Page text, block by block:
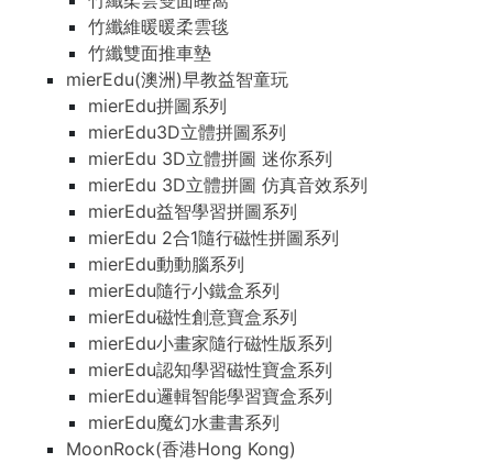
竹纖維暖暖柔雲毯
竹纖雙面推車墊
mierEdu(澳洲)早教益智童玩
mierEdu拼圖系列
mierEdu3D立體拼圖系列
mierEdu 3D立體拼圖 迷你系列
mierEdu 3D立體拼圖 仿真音效系列
mierEdu益智學習拼圖系列
mierEdu 2合1隨行磁性拼圖系列
mierEdu動動腦系列
mierEdu隨行小鐵盒系列
mierEdu磁性創意寶盒系列
mierEdu小畫家隨行磁性版系列
mierEdu認知學習磁性寶盒系列
mierEdu邏輯智能學習寶盒系列
mierEdu魔幻水畫書系列
MoonRock(香港Hong Kong)